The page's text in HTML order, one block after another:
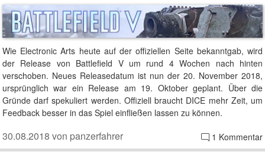
Wie Electronic Arts heute auf der offiziellen Seite bekanntgab, wird
der Release von Battlefield V um rund 4 Wochen nach hinten
verschoben. Neues Releasedatum ist nun der 20. November 2018,
ursprünglich war ein Release am 19. Oktober geplant. Über die
Gründe darf spekuliert werden. Offiziell braucht DICE mehr Zeit, um
Feedback besser in das Spiel einfließen lassen zu können.
1 Kommentar
30.08.2018 von panzerfahrer